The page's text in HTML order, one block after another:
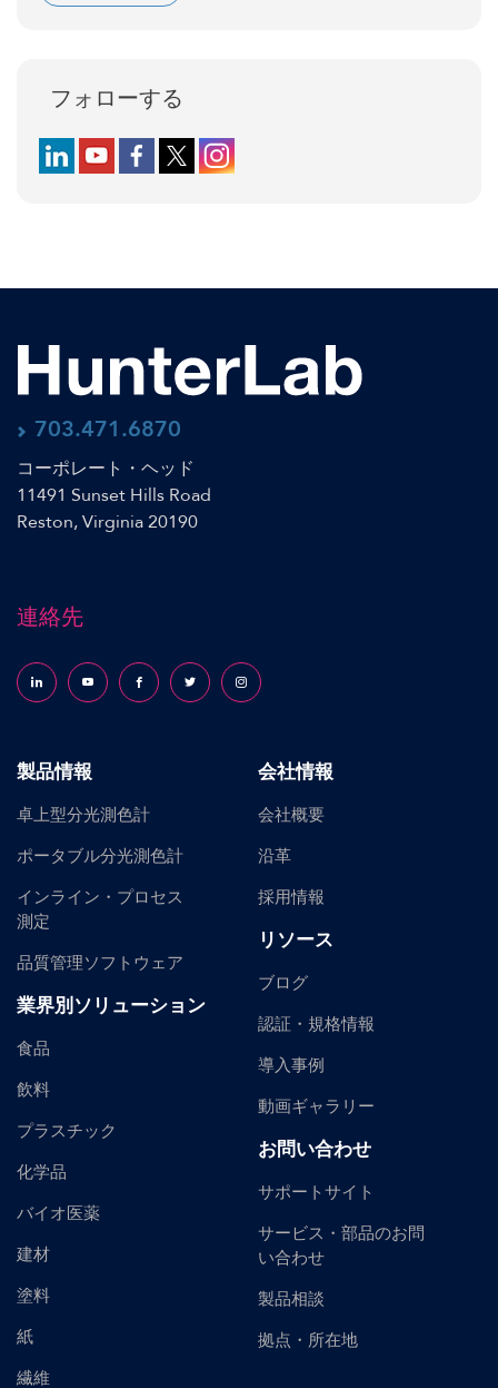
フォローする
Follow us on LinkedIn
Follow us on YouTube
Follow us on Facebook
Follow us on X (formerly Twitter)
Follow us on Instagram
703.471.6870
コーポレート・ヘッド
11491 Sunset Hills Road
Reston, Virginia 20190
連絡先
Follow us on LinkedInFollow us on YouTubeFollow us on Facebook
Follow us on X (formerly Twitter)
Follow us on Instagram
製品情報
卓上型分光測色計
ポータブル分光測色計
インライン・プロセス
測定
品質管理ソフトウェア
業界別ソリューション
食品
飲料
プラスチック
化学品
バイオ医薬
建材
塗料
紙
繊維
会社情報
会社概要
沿革
採用情報
リソース
ブログ
認証・規格情報
導入事例
動画ギャラリー
お問い合わせ
サポートサイト
サービス・部品のお問
い合わせ
製品相談
拠点・所在地